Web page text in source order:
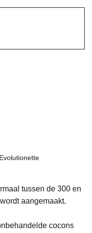
Evolutionette
tussen de 300 en
aangemaakt.
cocons